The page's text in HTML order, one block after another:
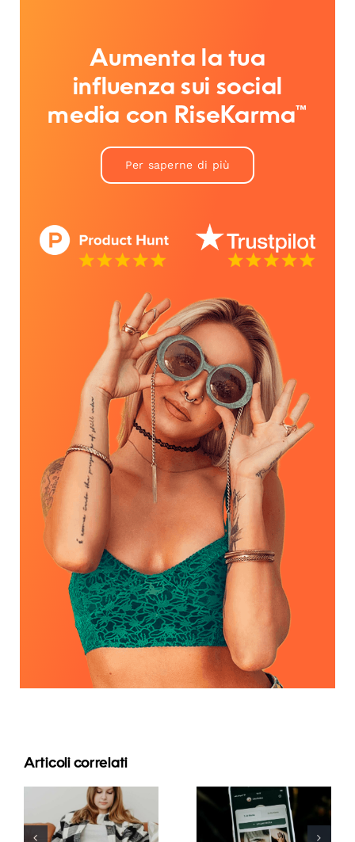
Aumenta la tua
influenza sui social
media con RiseKarma™
Per saperne di più
Articoli correlati
Strategie
innovative
per
Migliori
pratiche per
l’uso dei filtri